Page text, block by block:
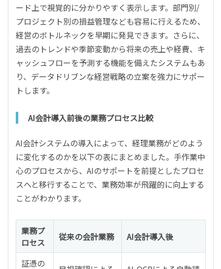
ード上で視覚的に分かりやすく表示します。部門別/
プロジェクト別の損益管理なども容易に行えるため、
経営のボトルネックを早期に発見できます。さらに、
過去のトレンドや季節変動から将来の売上や経費、キ
ャッシュフローを予測する機能を備えたシステムもあ
り、データドリブンな経営戦略の立案を強力にサポー
トします。
AI会計導入前後の業務プロセス比較
AI会計システムの導入によって、経理業務がどのよう
に変化するのかを以下の表にまとめました。手作業中
心のプロセスから、AIのサポートを前提としたプロセ
スへと移行することで、業務効率が飛躍的に向上する
ことがわかります。
業務プ
ロセス
従来の会計業務 AI会計導入後
証憑の